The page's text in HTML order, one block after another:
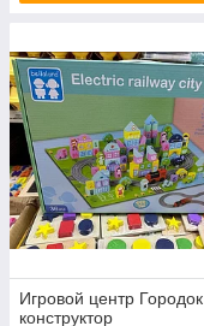
Игровой центр Городок
конструктор